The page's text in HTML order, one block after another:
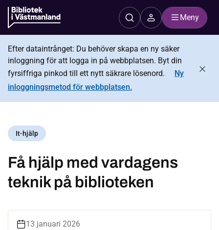
Meny
Efter dataintrånget: Du behöver skapa en ny säker
inloggning för att logga in på webbplatsen. Byt din
fyrsiffriga pinkod till ett nytt säkrare lösenord.
Ny
inloggningsmetod för webbplatsen.
It-hjälp
Få hjälp med vardagens
teknik på biblioteken
13 januari 2026